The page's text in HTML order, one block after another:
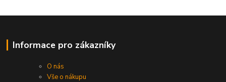
Informace pro zákazníky
O nás
Vše o nákupu